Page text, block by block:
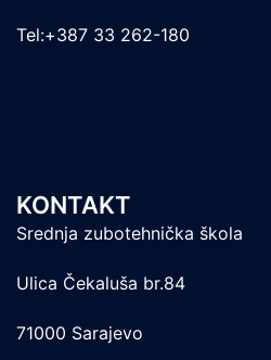
Tel:+387 33 262-180
KONTAKT
Srednja zubotehnička škola
Ulica Čekaluša br.84
71000 Sarajevo